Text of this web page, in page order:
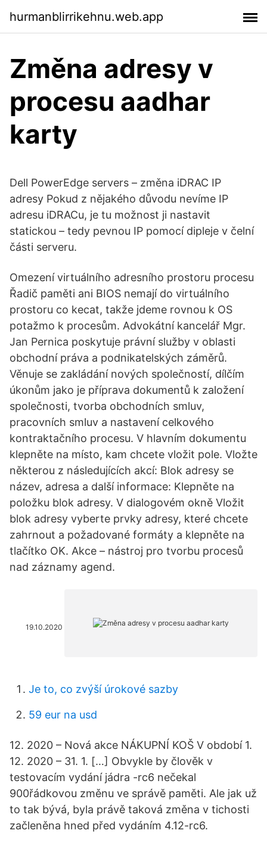
hurmanblirrikehnu.web.app
Změna adresy v
procesu aadhar
karty
Dell PowerEdge servers – změna iDRAC IP
adresy Pokud z nějakého důvodu nevíme IP
adresu iDRACu, je tu možnost ji nastavit
statickou – tedy pevnou IP pomocí dipleje v čelní
části serveru.
Omezení virtuálního adresního prostoru procesu
Řadič paměti ani BIOS nemají do virtuálního
prostoru co kecat, takže jdeme rovnou k OS
potažmo k procesům. Advokátní kancelář Mgr.
Jan Pernica poskytuje právní služby v oblasti
obchodní práva a podnikatelských záměrů.
Věnuje se zakládání nových společností, dílčím
úkonům jako je příprava dokumentů k založení
společnosti, tvorba obchodních smluv,
pracovních smluv a nastavení celkového
kontraktačního procesu. V hlavním dokumentu
klepněte na místo, kam chcete vložit pole. Vložte
některou z následujících akcí: Blok adresy se
název, adresa a další informace: Klepněte na
položku blok adresy. V dialogovém okně Vložit
blok adresy vyberte prvky adresy, které chcete
zahrnout a požadované formáty a klepněte na
tlačítko OK. Akce – nástroj pro tvorbu procesů
nad záznamy agend.
19.10.2020
Je to, co zvýší úrokové sazby
59 eur na usd
12. 2020 – Nová akce NÁKUPNÍ KOŠ V období 1.
12. 2020 – 31. 1. […] Obvykle by člověk v
testovacím vydání jádra -rc6 nečekal
900řádkovou změnu ve správě paměti. Ale jak už
to tak bývá, byla právě taková změna v tichosti
začleněna hned před vydáním 4.12-rc6.